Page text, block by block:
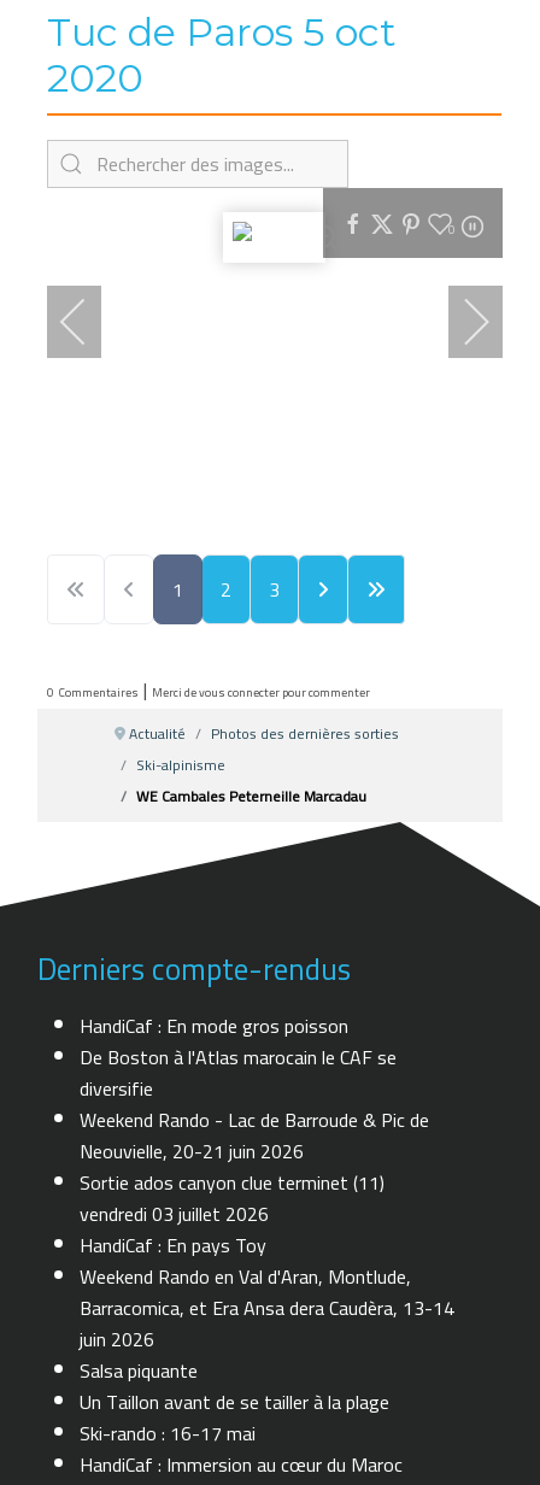
Tuc de Paros 5 oct
2020
0
1 2 3
0 Commentaires | Merci de vous connecter pour commenter
Actualité
Photos des dernières sorties
Ski-alpinisme
WE Cambales Peterneille Marcadau
Derniers compte-rendus
HandiCaf : En mode gros poisson
De Boston à l'Atlas marocain le CAF se
diversifie
Weekend Rando - Lac de Barroude & Pic de
Neouvielle, 20-21 juin 2026
Sortie ados canyon clue terminet (11)
vendredi 03 juillet 2026
HandiCaf : En pays Toy
Weekend Rando en Val d'Aran, Montlude,
Barracomica, et Era Ansa dera Caudèra, 13-14
juin 2026
Salsa piquante
Un Taillon avant de se tailler à la plage
Ski-rando : 16-17 mai
HandiCaf : Immersion au cœur du Maroc